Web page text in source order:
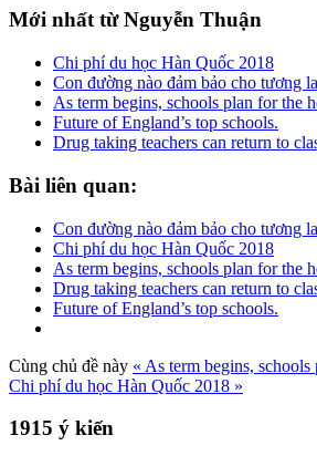
Mới nhất từ Nguyễn Thuận
Chi phí du học Hàn Quốc 2018
Con đường nào đảm bảo cho tương
As term begins, schools plan for the
Future of England’s top schools.
Drug taking teachers can return to
Bài liên quan:
Con đường nào đảm bảo cho tương
Chi phí du học Hàn Quốc 2018
As term begins, schools plan for the
Drug taking teachers can return to
Future of England’s top schools.
Cùng chủ đề này « As term begins,
Chi phí du học Hàn Quốc 2018 »
1915 ý kiến